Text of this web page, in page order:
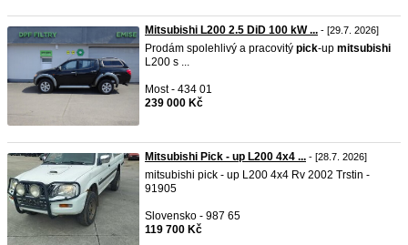
Mitsubishi L200 2.5 DiD 100 kW ... - [29.7. 2026]
Prodám spolehlivý a pracovitý pick-up mitsubishi
L200 s ...
Most - 434 01
239 000 Kč
Mitsubishi Pick - up L200 4x4 ... - [28.7. 2026]
mitsubishi pick - up L200 4x4 Rv 2002 Trstin -
91905
Slovensko - 987 65
119 700 Kč